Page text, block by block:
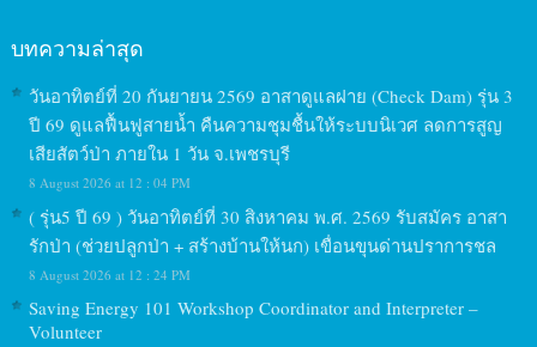
บทความล่าสุด
วันอาทิตย์ที่ 20 กันยายน 2569 อาสาดูแลฝาย (Check Dam) รุ่น 3
ปี 69 ดูแลฟื้นฟูสายน้ำ คืนความชุมชื้นให้ระบบนิเวศ ลดการสูญ
เสียสัตว์ป่า ภายใน 1 วัน จ.เพชรบุรี
8 August 2026 at 12 : 04 PM
( รุ่น5 ปี 69 ) วันอาทิตย์ที่ 30 สิงหาคม พ.ศ. 2569 รับสมัคร อาสา
รักป่า (ช่วยปลูกป่า + สร้างบ้านให้นก) เขื่อนขุนด่านปราการชล
8 August 2026 at 12 : 24 PM
Saving Energy 101 Workshop Coordinator and Interpreter –
Volunteer